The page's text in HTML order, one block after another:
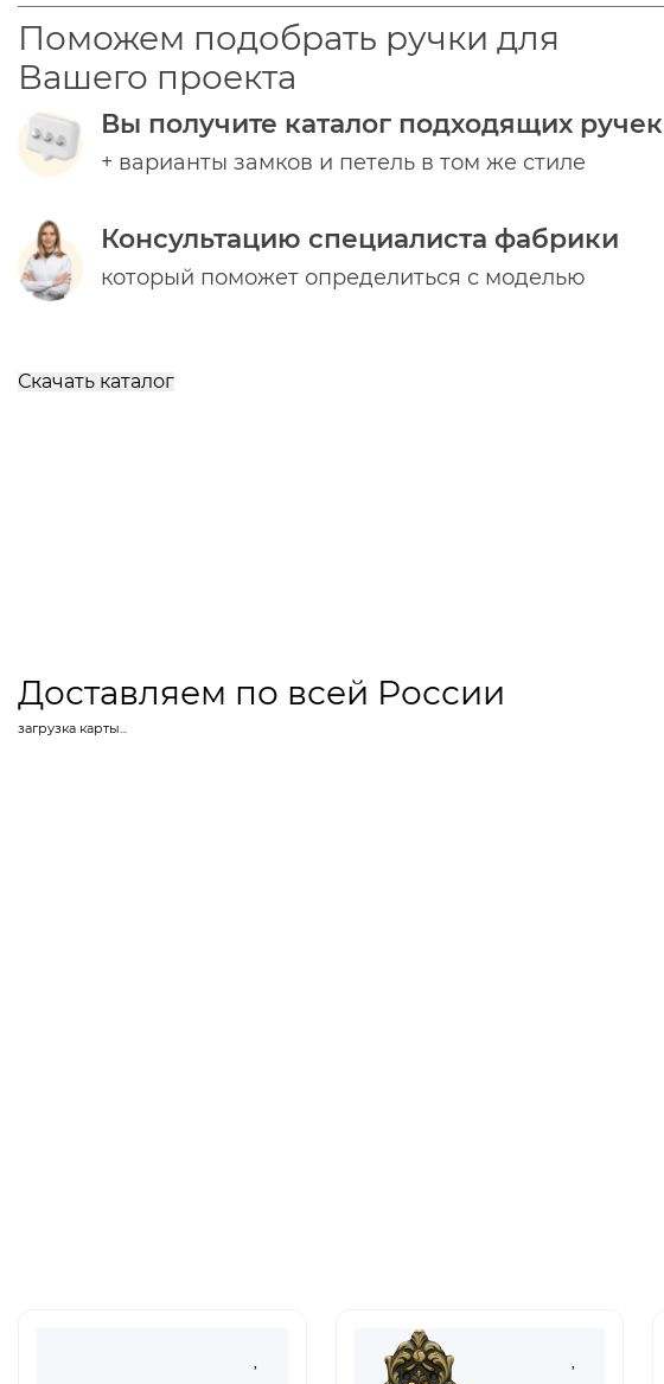
Поможем подобрать ручки для
Вашего проекта
Вы получите каталог подходящих ручек
+ варианты замков и петель в том же стиле
Консультацию специалиста фабрики
который поможет определиться с моделью
Скачать каталог
Доставляем по всей России
загрузка карты...